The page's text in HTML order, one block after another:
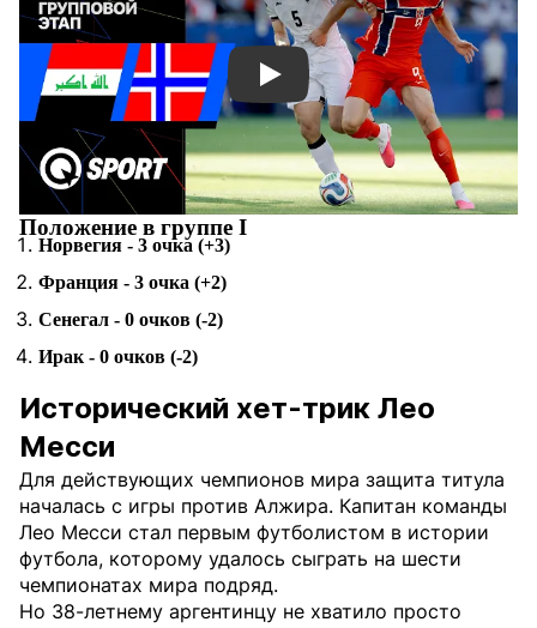
Смотреть видео YouTube
Положение в группе I
Норвегия - 3 очка (+3)
Франция - 3 очка (+2)
Сенегал - 0 очков (-2)
Ирак - 0 очков (-2)
Исторический хет-трик Лео
Месси
Для действующих чемпионов мира защита титула
началась с игры против Алжира. Капитан команды
Лео Месси стал первым футболистом в истории
футбола, которому удалось сыграть на шести
чемпионатах мира подряд.
Но 38-летнему аргентинцу не хватило просто